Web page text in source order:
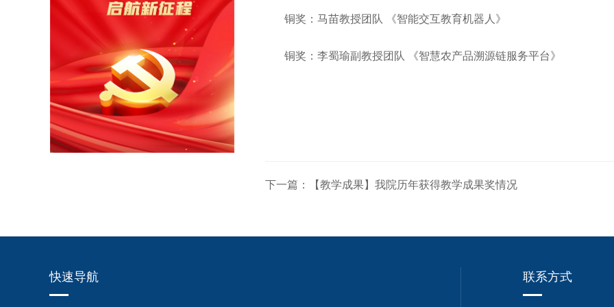
铜奖：马苗教授团队 《智能交互教育机器人》
铜奖：李蜀瑜副教授团队 《智慧农产品溯源链服务平台》
下一篇：【教学成果】我院历年获得教学成果奖情况
快速导航 联系方式